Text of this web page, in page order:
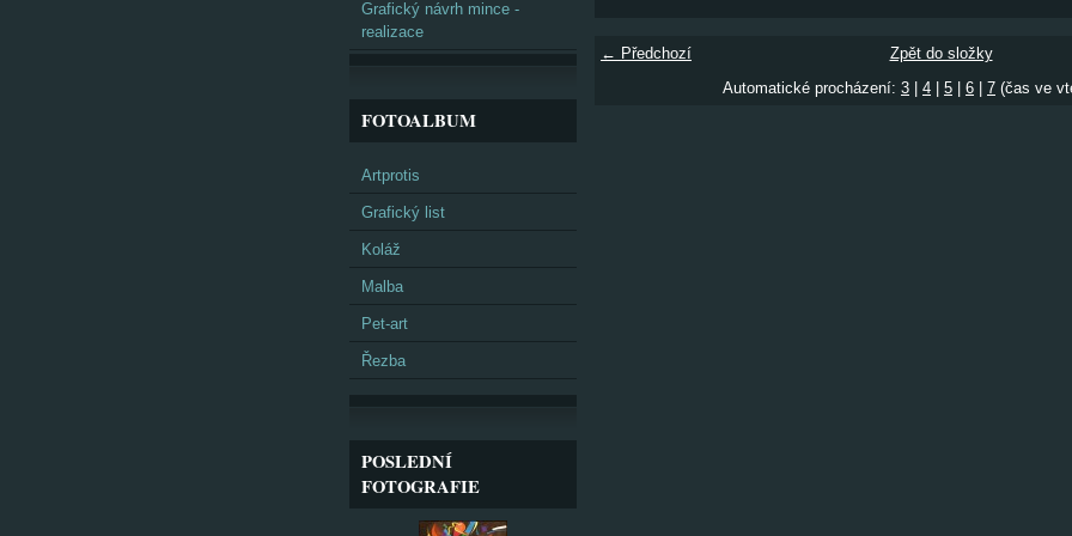
← Předchozí
Zpět do složky
Automatické procházení: 3 4 5 6 7 (čas ve
Grafický návrh mince -
realizace
FOTOALBUM
Artprotis
Grafický list
Koláž
Malba
Pet-art
Řezba
POSLEDNÍ
FOTOGRAFIE